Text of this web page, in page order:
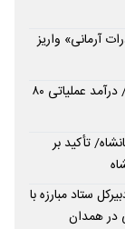
آرمانی» واریز
تغییر مثبت در عملکرد مالی بانک صادرات ایران/ درآمد عملیاتی ۸۰
تأکید بر
ستاد مبارزه با
در همدان